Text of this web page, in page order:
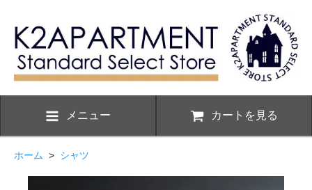
メニュー カートを見る
ホーム > シャツ